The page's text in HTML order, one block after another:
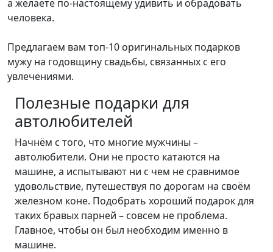
а желаете по-настоящему удивить и обрадовать
человека.
Предлагаем вам топ-10 оригинальных подарков
мужу на годовщину свадьбы, связанных с его
увлечениями.
Полезные подарки для
автолюбителей
Начнём с того, что многие мужчины –
автолюбители. Они не просто катаются на
машине, а испытывают ни с чем не сравнимое
удовольствие, путешествуя по дорогам на своём
железном коне. Подобрать хороший подарок для
таких бравых парней – совсем не проблема.
Главное, чтобы он был необходим именно в
машине.